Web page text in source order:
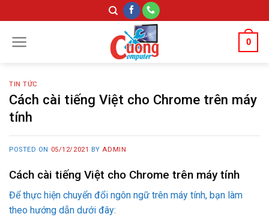
to
content
0
TIN TỨC
Cách cài tiếng Việt cho Chrome trên máy
tính
POSTED ON 05/12/2021 BY ADMIN
Cách cài tiếng Việt cho Chrome trên máy tính
Để thực hiện chuyển đổi ngôn ngữ trên máy tính, bạn làm
theo hướng dẫn dưới đây: